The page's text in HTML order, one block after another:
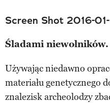
Screen Shot 2016-
Śladami niewolników.
Używając niedawno
materiału genetycznego
znalezisk archeolodzy